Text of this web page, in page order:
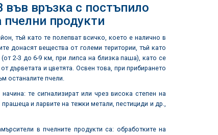
връзка с постъпило
продукти
тъй като те полепват всичко, което е налично в
донасят вещества от големи територии, тъй като
2-3 до 6-9 км, при липса на близка паша), като се
дърветата и цветята. Освен това, при прибирането
останалите пчели.
те сигнализират или чрез висока степен на
и ларвите на тежки метали, пестициди и др.,
в пчелните продукти са: обработките на